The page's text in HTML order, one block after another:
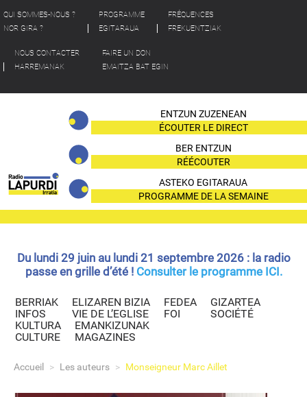
QUI SOMMES-NOUS ?
NOR GIRA ?
PROGRAMME
EGITARAUA
FRÉQUENCES
FREKUENTZIAK
NOUS CONTACTER
HARREMANAK
FAIRE UN DON
EMAITZA BAT EGIN
ENTZUN ZUZENEAN
ÉCOUTER LE DIRECT
BER ENTZUN
RÉÉCOUTER
ASTEKO EGITARAUA
PROGRAMME DE LA SEMAINE
Du lundi 29 juin au lundi 21 septembre 2026 : la radio
passe en grille d’été ! Consulter le programme ICI.
BERRIAK
INFOS
ELIZAREN BIZIA
VIE DE L’EGLISE
FEDEA
FOI
GIZARTEA
SOCIÉTÉ
KULTURA
CULTURE
EMANKIZUNAK
MAGAZINES
Accueil > Les auteurs > Monseigneur Marc Aillet